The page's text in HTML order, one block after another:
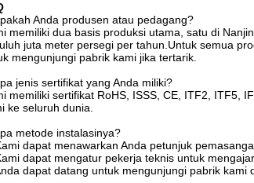
Anda produsen atau pedagang?
memiliki dua basis produksi utama, satu di
juta meter persegi per tahun.Untuk semua
mengunjungi pabrik kami jika tertarik.
jenis sertifikat yang Anda miliki?
memiliki sertifikat RoHS, ISSS, CE, ITF2, ITF5,
ke seluruh dunia.
metode instalasinya?
dapat menawarkan Anda petunjuk
dapat mengatur pekerja teknis untuk
dapat datang untuk mengunjungi pabrik kami